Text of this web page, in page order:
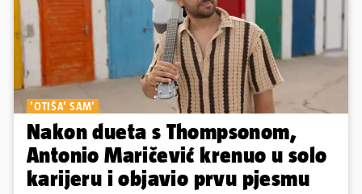
'OTIŠA' SAM'
Nakon dueta s Thompsonom,
Antonio Maričević krenuo u solo
karijeru i objavio prvu pjesmu